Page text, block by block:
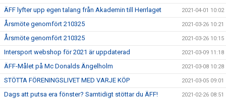
ÄFF lyfter upp egen talang från Akademin till Herrlaget 2021-04-01 10:02
Årsmöte genomfört 210325 2021-03-26 10:21
Årsmöte genomfört 210325 2021-03-26 10:15
Intersport webshop för 2021 är uppdaterad 2021-03-09 11:18
ÄFF-Målet på Mc Donalds Ängelholm 2021-03-08 10:28
STÖTTA FÖRENINGSLIVET MED VARJE KÖP 2021-03-05 09:01
Dags att putsa era fönster? Samtidigt stöttar du ÄFF! 2021-02-26 08:51